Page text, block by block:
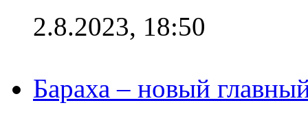
2.8.2023, 18:50
Бараха – новый